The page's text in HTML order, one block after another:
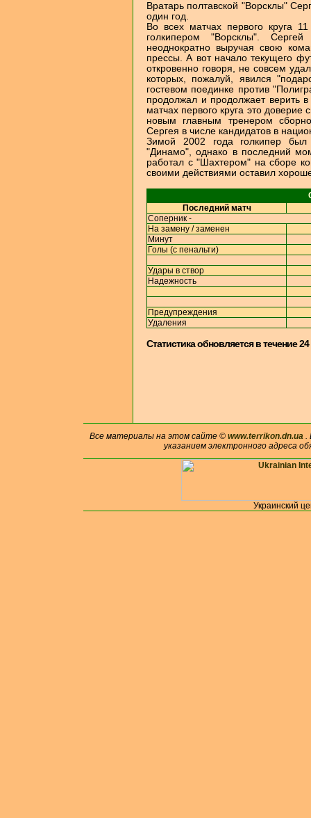
Вратарь полтавской "Ворсклы"
один год.
Во всех матчах первого круга
голкипером "Ворсклы".
неоднократно выручая свою
прессы. А вот начало текущего
откровенно говоря, не совсем
которых, пожалуй, явился
гостевом поединке против
продолжал и продолжает верить
матчах первого круга это
новым главным тренером
Сергея в числе кандидатов в
Зимой 2002 года голкипер был
"Динамо", однако в последний
работал с "Шахтером" на сборе
своими действиями оставил
Последний матч
Соперник -
На замену / заменен
Минут
Голы (с пенальти)
Удары в створ
Надежность
Предупреждения
Удаления
Cтатистика обновляется в течение
Все материалы на этом сайте © www.terrikon.dn.ua.
указанием электронного адреса
Украинский